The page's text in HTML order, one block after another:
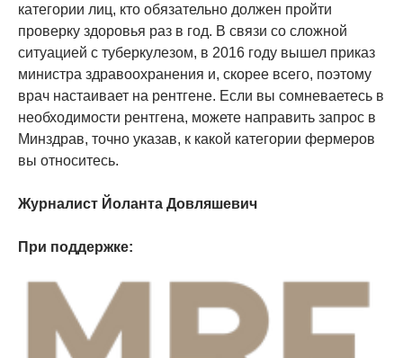
категории лиц, кто обязательно должен пройти
проверку здоровья раз в год. В связи со сложной
ситуацией с туберкулезом, в 2016 году вышел приказ
министра здравоохранения и, скорее всего, поэтому
врач настаивает на рентгене. Если вы сомневаетесь в
необходимости рентгена, можете направить запрос в
Минздрав, точно указав, к какой категории фермеров
вы относитесь.
Журналист Йоланта Довляшевич
При поддержке: